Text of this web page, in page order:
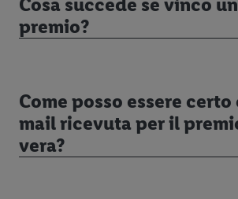
premio?
Come posso essere certo
mail ricevuta per il
vera?